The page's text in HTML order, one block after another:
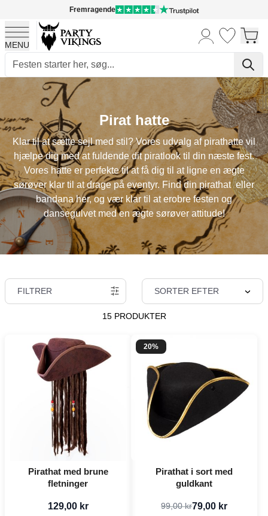
Fremragende
MENU
Skip to Content
Pirat hatte
Klar til at sætte sejl med stil? Vores udvalg af pirathatte vil
hjælpe dig med at fuldende dit piratlook til din næste fest.
Vores hatte er perfekte til at få dig til at ligne en ægte
sørøver klar til at drage på eventyr. Find din pirathat eller
bandana her, og vær klar til at erobre festen og
dansegulvet med en ægte sørøver attitude!
FILTRER SORTER EFTER
15 PRODUKTER
Pirathat med brune
fletninger
129,00 kr
20%
Pirathat i sort med
guldkant
99,00 kr79,00 kr